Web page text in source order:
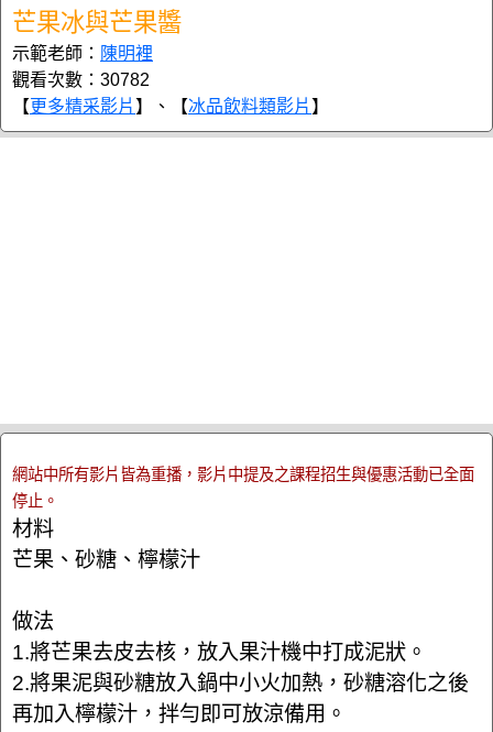
芒果冰與芒果醬
示範老師： 陳明裡
觀看次數：30782
【更多精采影片 】、【冰品飲料類影片 】
網站中所有影片皆為重播，影片中提及之課程招生與優惠活動已全面
停止。
材料
芒果、砂糖、檸檬汁
做法
1.將芒果去皮去核，放入果汁機中打成泥狀。
2.將果泥與砂糖放入鍋中小火加熱，砂糖溶化之後
再加入檸檬汁，拌勻即可放涼備用。